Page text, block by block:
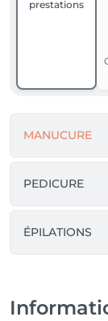
prestations
MANUCURE
PEDICURE
ÉPILATIONS